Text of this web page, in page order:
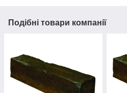
Подібні товари компанії